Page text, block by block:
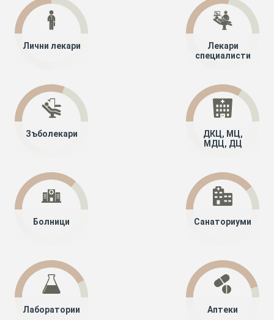
Лични лекари
Лекари
специалисти
Зъболекари
ДКЦ, МЦ,
МДЦ, ДЦ
Болници Санаториуми
Лаборатории Аптеки